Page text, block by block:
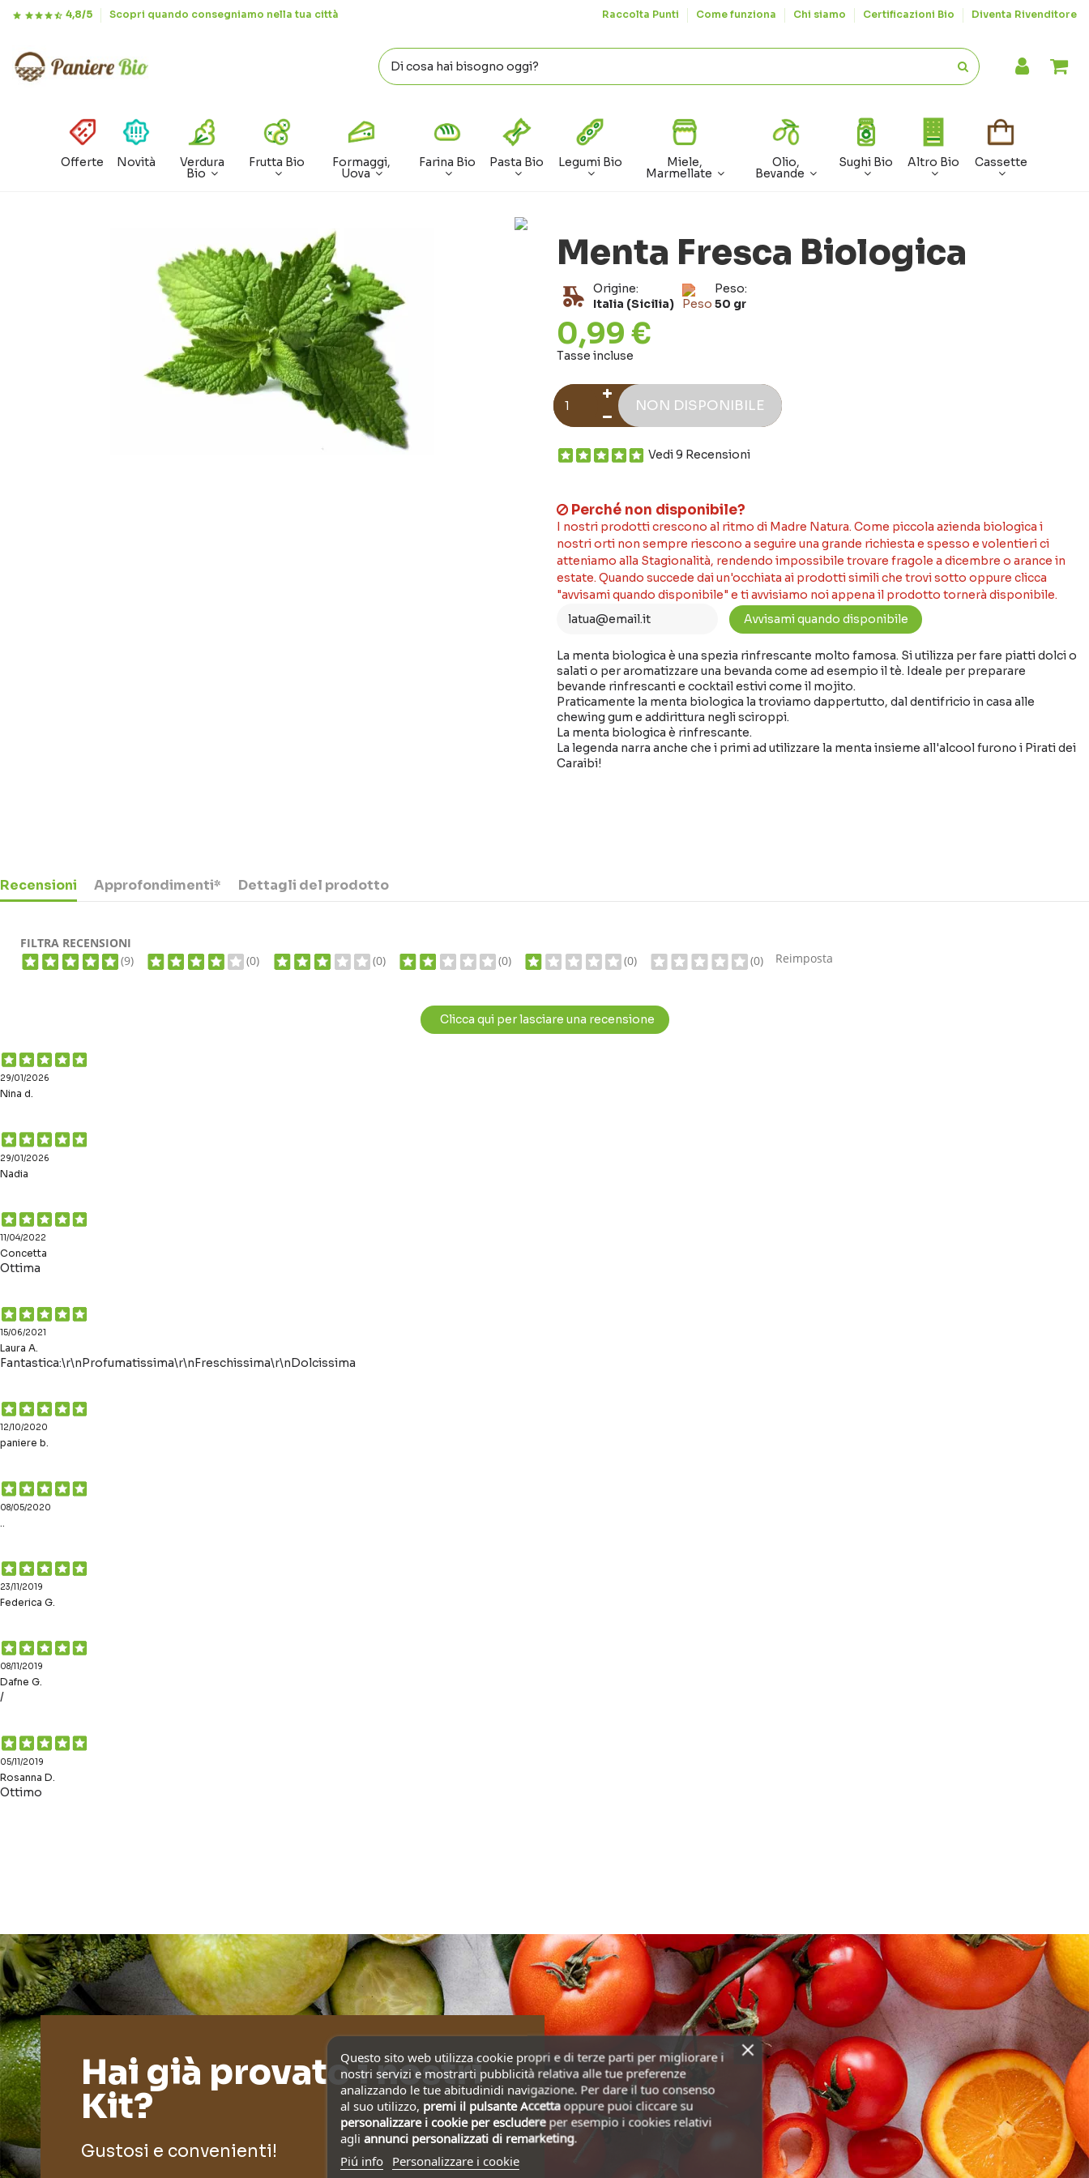
4,8/5 Scopri quando consegniamo nella tua città Raccolta Punti Come funziona Chi siamo Certificazioni Bio Diventa Rivenditore
Offerte Novità Verdura
Bio
Frutta Bio Formaggi,
Uova
Farina Bio Pasta Bio Legumi Bio Miele,
Marmellate
Olio,
Bevande
Sughi Bio Altro Bio Cassette
Menta Fresca Biologica
Origine:
Italia (Sicilia)
Peso:
50 gr
0,99 €
Tasse incluse
NON DISPONIBILE
Vedi 9 Recensioni
Perché non disponibile?
I nostri prodotti crescono al ritmo di Madre Natura. Come piccola azienda biologica i
nostri orti non sempre riescono a seguire una grande richiesta e spesso e volentieri ci
atteniamo alla Stagionalità, rendendo impossibile trovare fragole a dicembre o arance in
estate. Quando succede dai un'occhiata ai prodotti simili che trovi sotto oppure clicca
"avvisami quando disponibile" e ti avvisiamo noi appena il prodotto tornerà disponibile.
La menta biologica è una spezia rinfrescante molto famosa. Si utilizza per fare piatti dolci o
salati o per aromatizzare una bevanda come ad esempio il tè. Ideale per preparare
bevande rinfrescanti e cocktail estivi come il mojito.
Praticamente la menta biologica la troviamo dappertutto, dal dentifricio in casa alle
chewing gum e addirittura negli sciroppi.
La menta biologica è rinfrescante.
La legenda narra anche che i primi ad utilizzare la menta insieme all'alcool furono i Pirati dei
Caraibi!
Recensioni Approfondimenti* Dettagli del prodotto
FILTRA RECENSIONI
(9)
(0) (0) (0) (0) (0) Reimposta
Clicca qui per lasciare una recensione
29/01/2026
Nina d.
29/01/2026
Nadia
11/04/2022
Concetta
Ottima
15/06/2021
Laura A.
Fantastica:\r\nProfumatissima\r\nFreschissima\r\nDolcissima
12/10/2020
paniere b.
08/05/2020
23/11/2019
Federica G.
08/11/2019
Dafne G.
/
05/11/2019
Rosanna D.
Ottimo
Hai già provato i nostri
Kit?
Gustosi e convenienti!
Questo sito web utilizza cookie propri e di terze parti per migliorare i
nostri servizi e mostrarti pubblicità relativa alle tue preferenze
analizzando le tue abitudinidi navigazione. Per dare il tuo consenso
al suo utilizzo, premi il pulsante Accettaoppure puoi cliccare su
personalizzare i cookie per escludereper esempio i cookies relativi
agli annunci personalizzati di remarketing.
Piú info
Personalizzare i cookie